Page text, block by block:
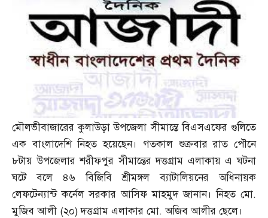
মৌলভীবাজারের কুলাউড়া উপজেলা সীমান্তে বিএসএফের গুলিতে
এক বাংলাদেশি নিহত হয়েছেন। গতকাল শুক্রবার রাত পৌনে
৮টায় উপজেলার শরীফপুর সীমান্তের দত্তগ্রাম এলাকায় এ ঘটনা
ঘটে বলে ৪৬ বিজিবি শ্রীমঙ্গল ব্যাটালিয়নের অধিনায়ক
লেফটেন্যান্ট কর্নেল সরকার আসিফ মাহমুদ জানান। নিহত মো.
মুজিব আলী (২০)দত্তগ্রাম এলাকার মো.অজিব আলীর ছেলে।